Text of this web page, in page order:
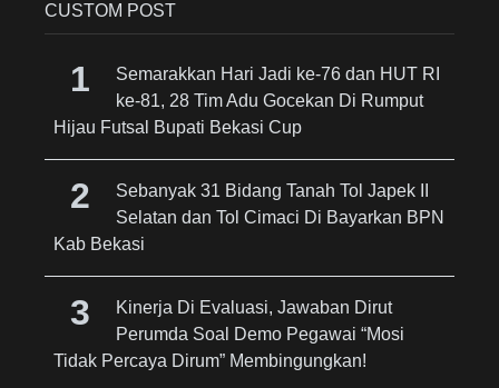
CUSTOM POST
Semarakkan Hari Jadi ke-76 dan HUT RI
ke-81, 28 Tim Adu Gocekan Di Rumput
Hijau Futsal Bupati Bekasi Cup
Sebanyak 31 Bidang Tanah Tol Japek II
Selatan dan Tol Cimaci Di Bayarkan BPN
Kab Bekasi
Kinerja Di Evaluasi, Jawaban Dirut
Perumda Soal Demo Pegawai “Mosi
Tidak Percaya Dirum” Membingungkan!